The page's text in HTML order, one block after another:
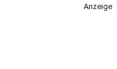
Anzeige